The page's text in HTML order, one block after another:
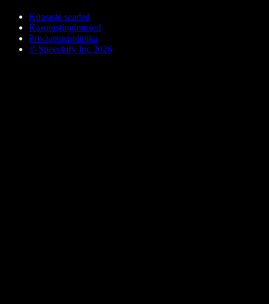
Küpsiste seaded
Kasutustingimused
Privaatsuspoliitika
© Speechify Inc 2026